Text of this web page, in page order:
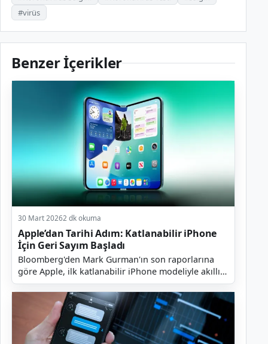
#virüs
Benzer İçerikler
30 Mart 20262 dk okuma
Apple’dan Tarihi Adım: Katlanabilir iPhone
İçin Geri Sayım Başladı
Bloomberg'den Mark Gurman'ın son raporlarına
göre Apple, ilk katlanabilir iPhone modeliyle akıllı
telefon dünyasında taşları yerinden oynatmaya
hazırl...